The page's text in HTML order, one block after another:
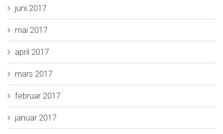
juni 2017
mai 2017
april 2017
mars 2017
februar 2017
januar 2017